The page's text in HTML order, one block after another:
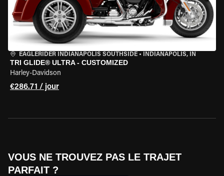
EAGLERIDER INDIANAPOLIS SOUTHSIDE • INDIANAPOLIS, IN
TRI GLIDE® ULTRA - CUSTOMIZED
Harley-Davidson
€286.71 / jour
VOUS NE TROUVEZ PAS LE TRAJET
PARFAIT ?